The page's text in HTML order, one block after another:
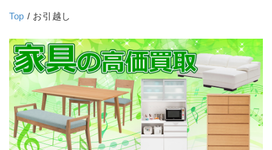
Top / お引越し